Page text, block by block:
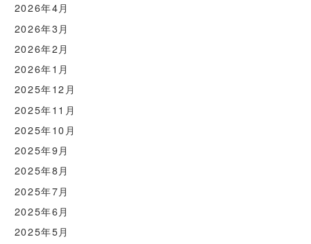
2026年4月
2026年3月
2026年2月
2026年1月
2025年12月
2025年11月
2025年10月
2025年9月
2025年8月
2025年7月
2025年6月
2025年5月